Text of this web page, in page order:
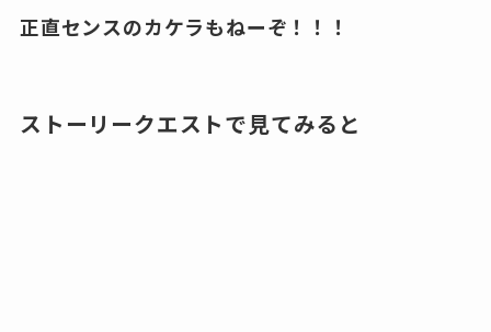
正直センスのカケラもねーぞ！！！
ストーリークエストで見てみると